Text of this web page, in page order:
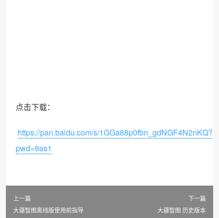
点击下载：
https://pan.baidu.com/s/1GGa88p0fbn_gdNGF4N2nKQ?
pwd=9as1
上一篇
大疆智图离线版使用前指导
下一篇
大疆智图 历史版本